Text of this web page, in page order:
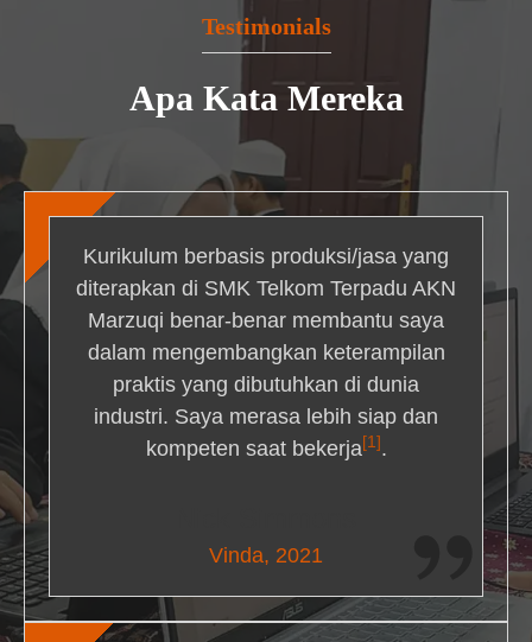
Testimonials
Apa Kata Mereka
Kurikulum berbasis produksi/jasa yang
diterapkan di SMK Telkom Terpadu AKN
Marzuqi benar-benar membantu saya
dalam mengembangkan keterampilan
praktis yang dibutuhkan di dunia
industri. Saya merasa lebih siap dan
kompeten saat bekerja[1] .
Vinda, 2021